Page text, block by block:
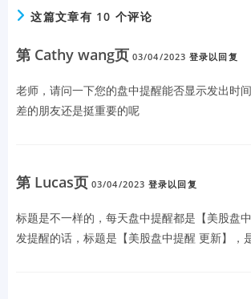
这篇文章有 10 个评论
第 Cathy wang页 03/04/2023 登录以回复
老师，请问一下您的盘中提醒能否显示发出时
差的朋友还是挺重要的呢
第 Lucas页 03/04/2023 登录以回复
标题是不一样的，每天盘中提醒都是【美股盘
发提醒的话，标题是【美股盘中提醒 更新】，